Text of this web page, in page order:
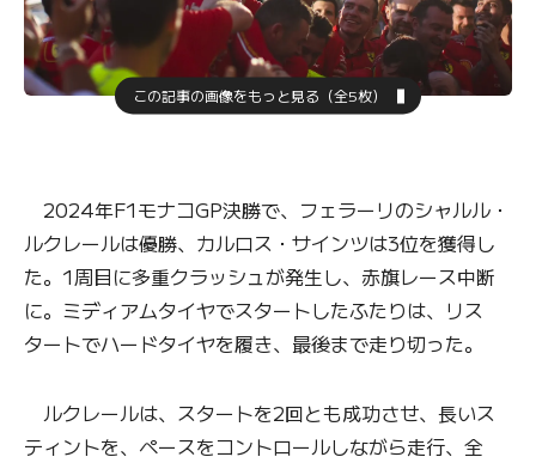
この記事の画像をもっと見る（全5枚）
2024年F1モナコGP決勝で、フェラーリのシャルル・
ルクレールは優勝、カルロス・サインツは3位を獲得し
た。1周目に多重クラッシュが発生し、赤旗レース中断
に。ミディアムタイヤでスタートしたふたりは、リス
タートでハードタイヤを履き、最後まで走り切った。
ルクレールは、スタートを2回とも成功させ、長いス
ティントを、ペースをコントロールしながら走行、全